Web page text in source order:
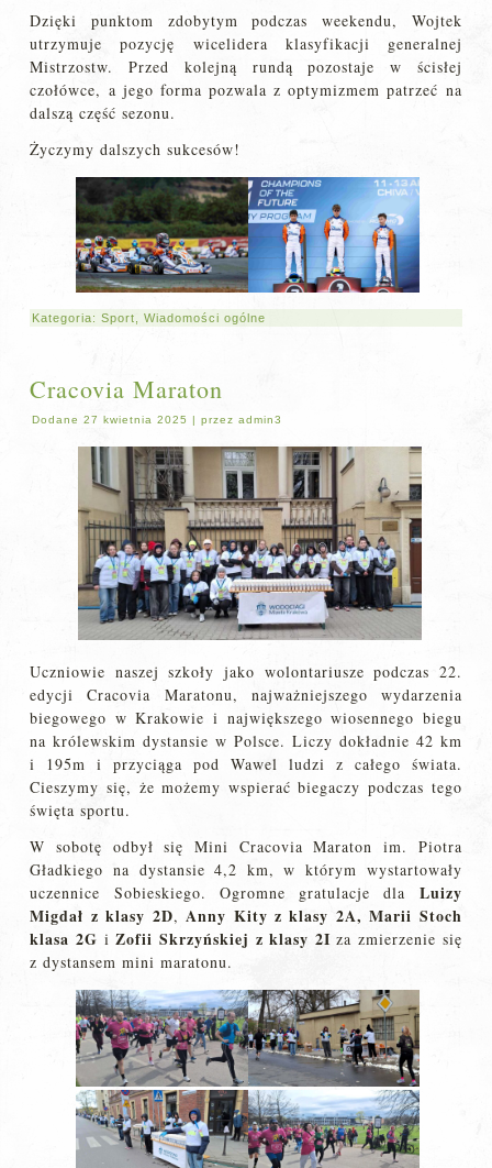
Dzięki punktom zdobytym podczas weekendu, Wojtek
utrzymuje pozycję wicelidera klasyfikacji generalnej
Mistrzostw. Przed kolejną rundą pozostaje w ścisłej
czołówce, a jego forma pozwala z optymizmem patrzeć na
dalszą część sezonu.
Życzymy dalszych sukcesów!
Kategoria:Sport ,Wiadomości ogólne
Cracovia Maraton
Dodane 27 kwietnia 2025 |przez admin3
Uczniowie naszej szkoły jako wolontariusze podczas 22.
edycji Cracovia Maratonu, najważniejszego wydarzenia
biegowego w Krakowie i największego wiosennego biegu
na królewskim dystansie w Polsce. Liczy dokładnie 42 km
i 195m i przyciąga pod Wawel ludzi z całego świata.
Cieszymy się, że możemy wspierać biegaczy podczas tego
święta sportu.
W sobotę odbył się Mini Cracovia Maraton im. Piotra
Gładkiego na dystansie 4,2 km, w którym wystartowały
uczennice Sobieskiego. Ogromne gratulacje dla Luizy
Migdał z klasy 2D, Anny Kity z klasy 2A, Marii Stoch
klasa 2G i Zofii Skrzyńskiej z klasy 2I za zmierzenie się
z dystansem mini maratonu.